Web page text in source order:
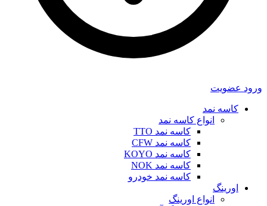
ورود عضویت
کاسه نمد
انواع کاسه نمد
کاسه نمد TTO
کاسه نمد CFW
کاسه نمد KOYO
کاسه نمد NOK
کاسه نمد خودرو
اورینگ
انواع اورینگ